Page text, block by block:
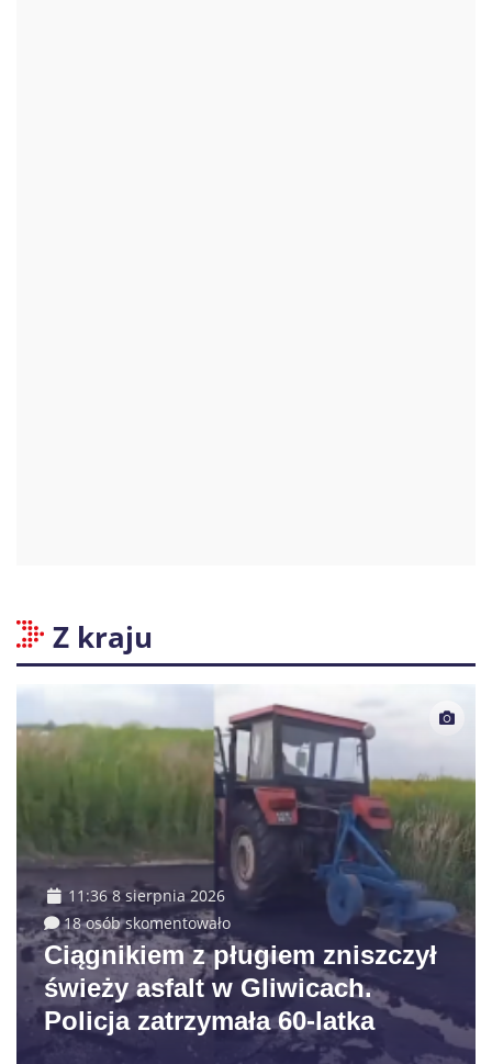
Z kraju
11:36 8 sierpnia 2026
18 osób skomentowało
Ciągnikiem z pługiem zniszczył
świeży asfalt w Gliwicach.
Policja zatrzymała 60-latka